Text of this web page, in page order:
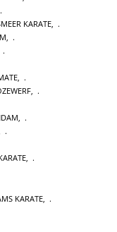
KARATE
,
,
,
,
KARATE